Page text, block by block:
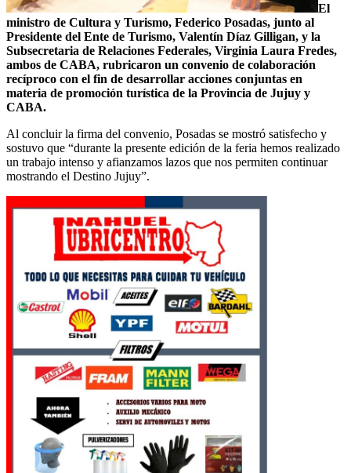
El
ministro de Cultura y Turismo, Federico Posadas, junto al
Presidente del Ente de Turismo, Valentín Díaz Gilligan, y la
Subsecretaria de Relaciones Federales, Virginia Laura Fredes,
ambos de CABA, rubricaron un convenio de colaboración
recíproco con el fin de desarrollar acciones conjuntas en
materia de promoción turística de la Provincia de Jujuy y
CABA.
Al concluir la firma del convenio, Posadas se mostró satisfecho y
sostuvo que “durante la presente edición de la feria hemos realizado
un trabajo intenso y afianzamos lazos que nos permiten continuar
mostrando el Destino Jujuy”.